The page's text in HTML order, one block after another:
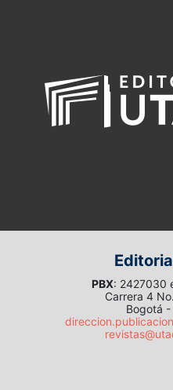
PBX: 2427030
Carrera 4
Bogotá -